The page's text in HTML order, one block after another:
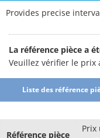
Provides precise
La référence pièce a
Veuillez vérifier le prix
Liste des référence
Référence pièce
Prix